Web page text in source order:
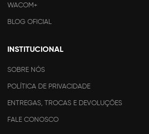
WACOM+
BLOG OFICIAL
INSTITUCIONAL
SOBRE NÓS
POLÍTICA DE PRIVACIDADE
ENTREGAS, TROCAS E DEVOLUÇÕES
FALE CONOSCO